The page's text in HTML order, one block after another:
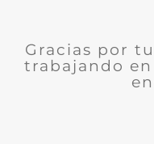
Gracias por
trabajando